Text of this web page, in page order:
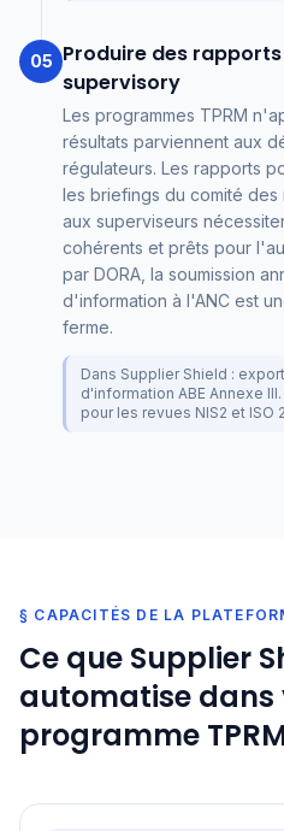
05 Produire des
supervisory
Les programmes TPRM
résultats parviennent aux
régulateurs. Les rapports
les briefings du comité des
aux superviseurs
cohérents et prêts pour
par DORA, la soumission
d'information à l'ANC est
ferme.
Dans Supplier Shield :
d'information ABE Annexe
pour les revues NIS2 et ISO
§ CAPACITÉS DE LA
Ce que Supplier
automatise dans
programme